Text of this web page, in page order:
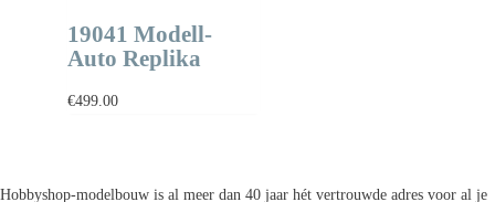
19041 Modell-
Auto Replika
€499.00
Hobbyshop-modelbouw is al meer dan 40 jaar hét vertrouwde adres voor al je